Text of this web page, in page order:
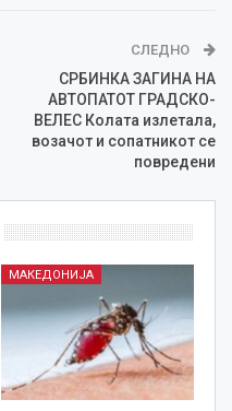
СЛЕДНО
СРБИНКА ЗАГИНА НА
АВТОПАТОТ ГРАДСКО-
ВЕЛЕС Колата излетала,
возачот и сопатникот се
повредeни
МАКЕДОНИЈА